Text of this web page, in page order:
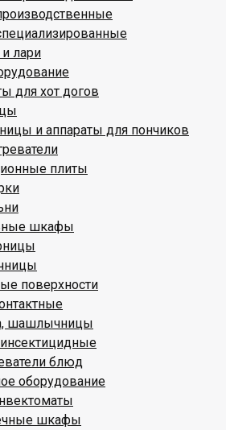
лари
для хот догов
и аппараты для пончиков
плиты
шкафы
поверхности
шашлычницы
блюд
оборудование
шкафы